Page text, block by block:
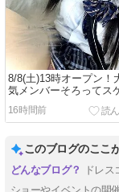
8/8(土)13時オープン！
気メンバーそろってス
ケパンティーDAY！
16時間前
このブログのここ
ドレ